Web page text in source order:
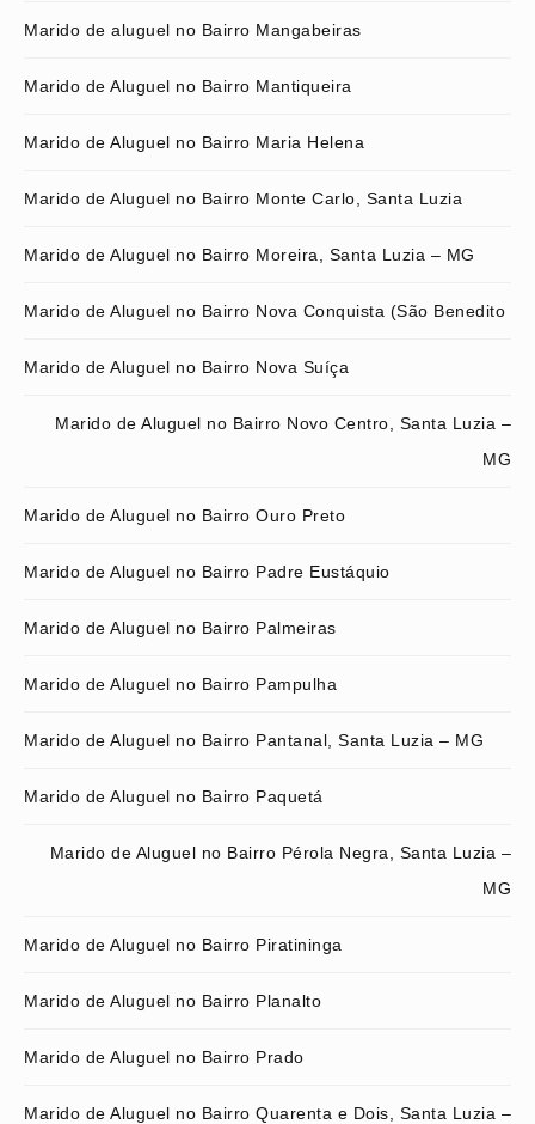
Marido de aluguel no Bairro Mangabeiras
Marido de Aluguel no Bairro Mantiqueira
Marido de Aluguel no Bairro Maria Helena
Marido de Aluguel no Bairro Monte Carlo, Santa Luzia
Marido de Aluguel no Bairro Moreira, Santa Luzia – MG
Marido de Aluguel no Bairro Nova Conquista (São Benedito
Marido de Aluguel no Bairro Nova Suíça
Marido de Aluguel no Bairro Novo Centro, Santa Luzia –
MG
Marido de Aluguel no Bairro Ouro Preto
Marido de Aluguel no Bairro Padre Eustáquio
Marido de Aluguel no Bairro Palmeiras
Marido de Aluguel no Bairro Pampulha
Marido de Aluguel no Bairro Pantanal, Santa Luzia – MG
Marido de Aluguel no Bairro Paquetá
Marido de Aluguel no Bairro Pérola Negra, Santa Luzia –
MG
Marido de Aluguel no Bairro Piratininga
Marido de Aluguel no Bairro Planalto
Marido de Aluguel no Bairro Prado
Marido de Aluguel no Bairro Quarenta e Dois, Santa Luzia –